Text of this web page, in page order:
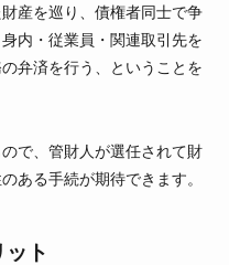
産を巡り、債権者同士で争
内・従業員・関連取引先を
弁済を行う、ということを
で、管財人が選任されて財
ある手続が期待できます。
ト